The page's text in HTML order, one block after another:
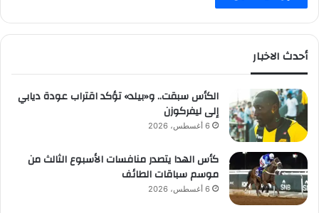
أحدث الاخبار
الكأس سبقت.. و«بيلد» تؤكد اقتراب عودة ديابي
إلى ليفركوزن
6 أغسطس، 2026
كأس الهدا يتصدر منافسات الأسبوع الثالث من
موسم سباقات الطائف
6 أغسطس، 2026